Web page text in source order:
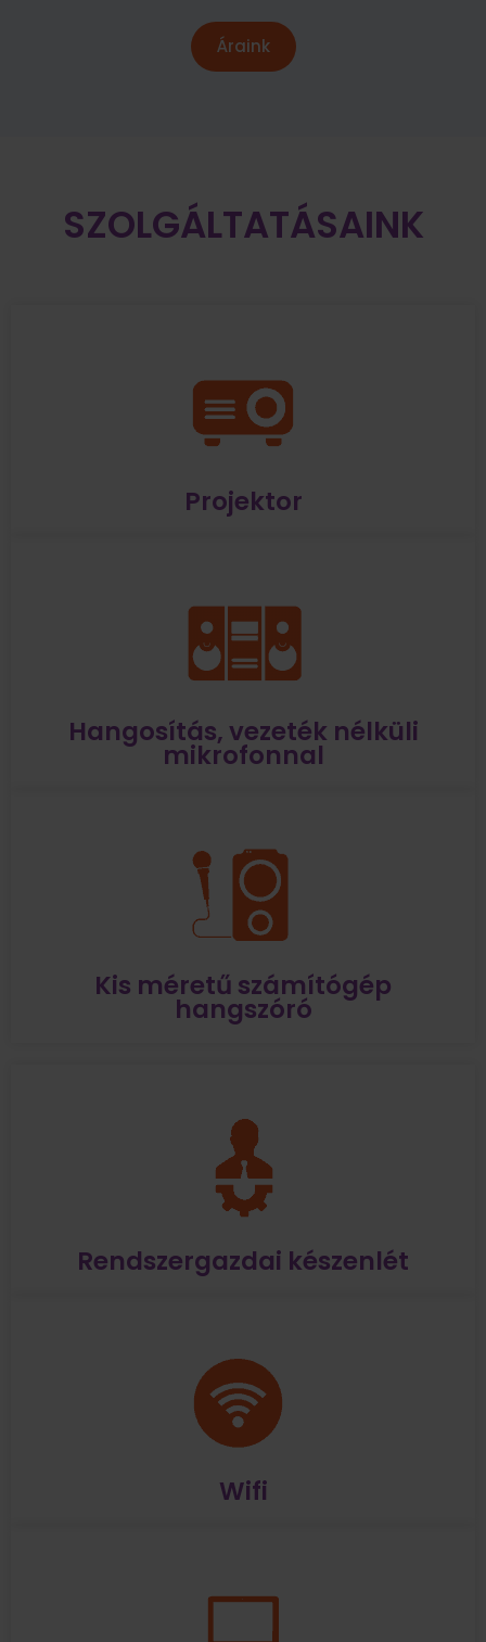
Áraink
SZOLGÁLTATÁSAINK
Projektor
Hangosítás, vezeték nélküli
mikrofonnal
Kis méretű számítógép
hangszóró
Rendszergazdai készenlét
Wifi